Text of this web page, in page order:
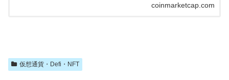
coinmarketcap.com
仮想通貨・Defi・NFT